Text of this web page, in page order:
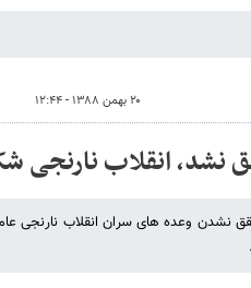
۲۰ بهمن ۱۳۸۸ - ۱۲:۴۴
نشد، انقلاب نارنجی
نشدن وعده های سران انقلاب نارنجی